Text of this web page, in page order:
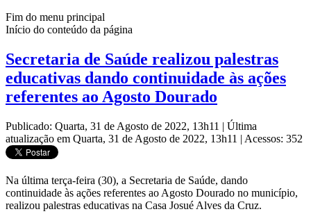
Fim do menu principal
Início do conteúdo da página
Secretaria de Saúde realizou palestras
educativas dando continuidade às ações
referentes ao Agosto Dourado
Publicado: Quarta, 31 de Agosto de 2022, 13h11 | Última
atualização em Quarta, 31 de Agosto de 2022, 13h11 | Acessos: 352
Na última terça-feira (30), a Secretaria de Saúde, dando
continuidade às ações referentes ao Agosto Dourado no município,
realizou palestras educativas na Casa Josué Alves da Cruz.